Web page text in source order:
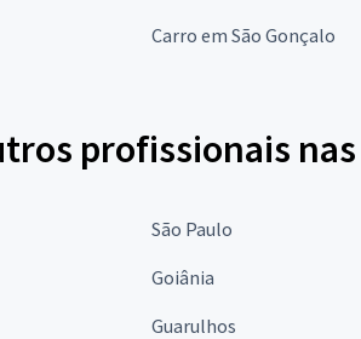
Carro em São Gonçalo
profissionais
São Paulo
Goiânia
Guarulhos